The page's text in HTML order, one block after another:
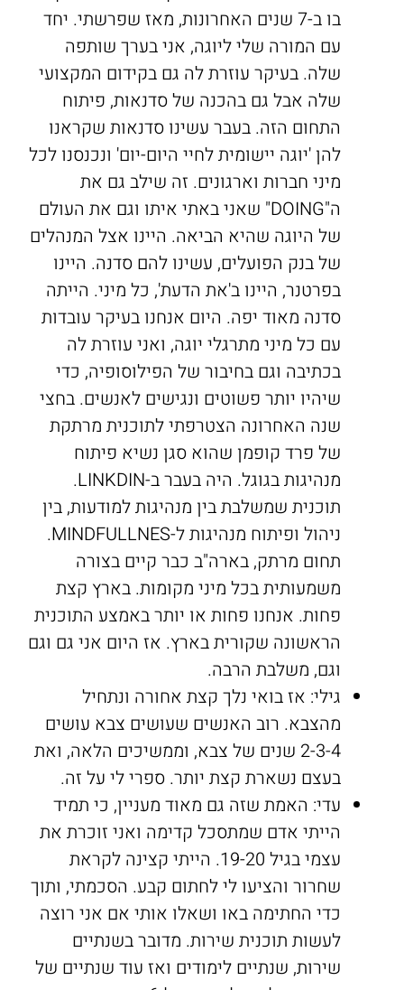
בו ב-7 שנים האחרונות, מאז שפרשתי. יחד
עם המורה שלי ליוגה, אני בערך שותפה
שלה. בעיקר עוזרת לה גם בקידום המקצועי
שלה אבל גם בהכנה של סדנאות, פיתוח
התחום הזה. בעבר עשינו סדנאות שקראנו
להן 'יוגה יישומית לחיי היום-יום' ונכנסנו לכל
מיני חברות וארגונים. זה שילב גם את
ה"DOING" שאני באתי איתו וגם את העולם
של היוגה שהיא הביאה. היינו אצל המנהלים
של בנק הפועלים, עשינו להם סדנה. היינו
בפרטנר, היינו ב'את הדעת', כל מיני. הייתה
סדנה מאוד יפה. היום אנחנו בעיקר עובדות
עם כל מיני מתרגלי יוגה, ואני עוזרת לה
בכתיבה וגם בחיבור של הפילוסופיה, כדי
שיהיו יותר פשוטים ונגישים לאנשים. בחצי
שנה האחרונה הצטרפתי לתוכנית מרתקת
של פרד קופמן שהוא סגן נשיא פיתוח
מנהיגות בגוגל. היה בעבר ב-LINKDIN.
תוכנית שמשלבת בין מנהיגות למודעות, בין
ניהול ופיתוח מנהיגות ל-MINDFULLNES.
תחום מרתק, בארה"ב כבר קיים בצורה
משמעותית בכל מיני מקומות. בארץ קצת
פחות. אנחנו פחות או יותר באמצע התוכנית
הראשונה שקורית בארץ. אז היום אני גם וגם
וגם, משלבת הרבה.
גילי: אז בואי נלך קצת אחורה ונתחיל
מהצבא. רוב האנשים שעושים צבא עושים
2-3-4 שנים של צבא, וממשיכים הלאה, ואת
בעצם נשארת קצת יותר. ספרי לי על זה.
עדי: האמת שזה גם מאוד מעניין, כי תמיד
הייתי אדם שמתסכל קדימה ואני זוכרת את
עצמי בגיל 19-20. הייתי קצינה לקראת
שחרור והציעו לי לחתום קבע. הסכמתי, ותוך
כדי החתימה באו ושאלו אותי אם אני רוצה
לעשות תוכנית שירות. מדובר בשנתיים
שירות, שנתיים לימודים ואז עוד שנתיים של